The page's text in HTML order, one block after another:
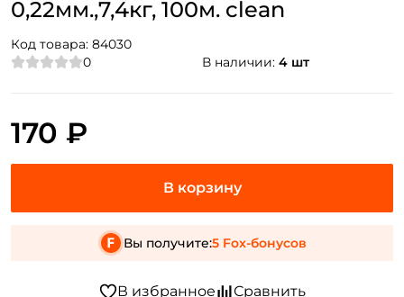
0,22мм.,7,4кг, 100м. clean
Код товара: 84030
0
В наличии: 4 шт
170 ₽
Вы получите:5 Fox-бонусов